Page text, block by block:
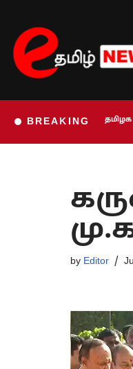
Skip
to
content
BREAKING
by Editor